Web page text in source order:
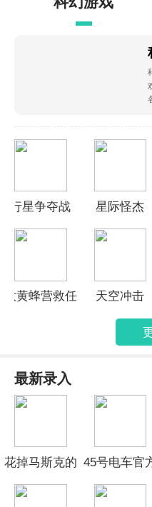
行星争夺战 星际怪杰
大黄蜂营救任
天空冲击
最新录入
花掉马斯克的 45号电车官